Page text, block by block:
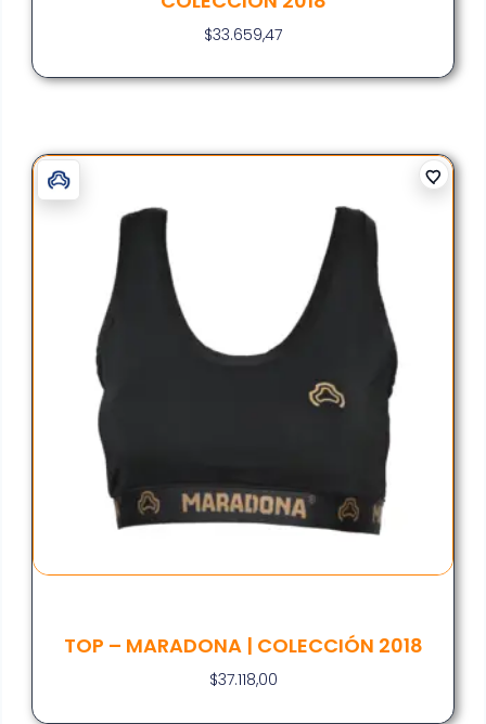
$33.659,47
TOP – MARADONA | COLECCIÓN 2018
$37.118,00